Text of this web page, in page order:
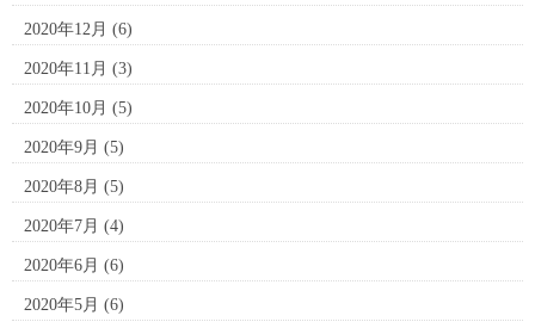
2020年12月 (6)
2020年11月 (3)
2020年10月 (5)
2020年9月 (5)
2020年8月 (5)
2020年7月 (4)
2020年6月 (6)
2020年5月 (6)